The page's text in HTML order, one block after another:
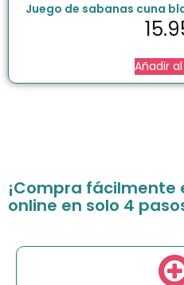
Juego de sabanas cuna
Añadir
¡Compra
online en solo 4